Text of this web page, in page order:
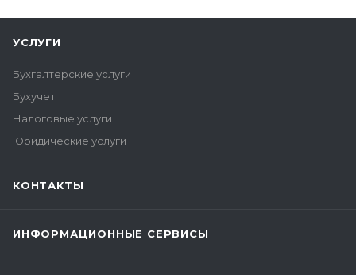
УСЛУГИ
Бухгалтерские услуги
Бухучет
Налоговые услуги
Юридические услуги
КОНТАКТЫ
ИНФОРМАЦИОННЫЕ СЕРВИСЫ